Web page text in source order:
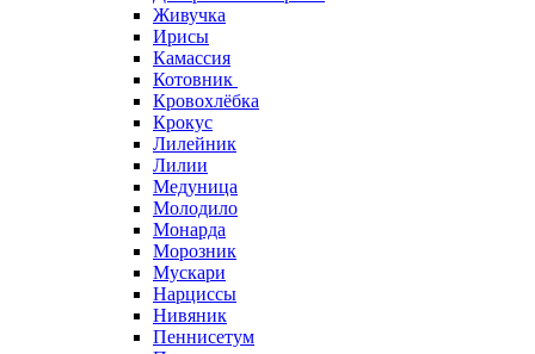
Живучка
Ирисы
Камассия
Котовник
Кровохлёбка
Крокус
Лилейник
Лилии
Медуница
Молодило
Монарда
Морозник
Мускари
Нарциссы
Нивяник
Пеннисетум